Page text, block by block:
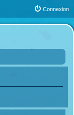
Connexion